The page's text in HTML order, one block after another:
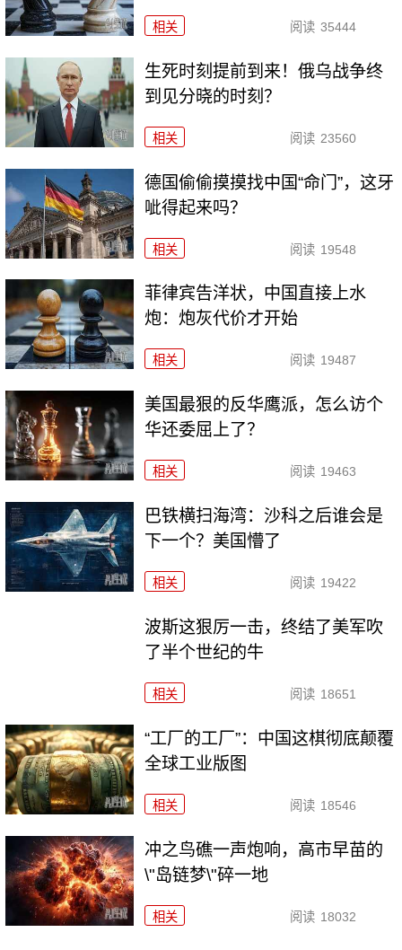
相关 阅读 35444
生死时刻提前到来！俄乌战争终
到见分晓的时刻？
相关 阅读 23560
德国偷偷摸摸找中国“命门”，这牙
呲得起来吗？
相关 阅读 19548
菲律宾告洋状，中国直接上水
炮：炮灰代价才开始
相关 阅读 19487
美国最狠的反华鹰派，怎么访个
华还委屈上了？
相关 阅读 19463
巴铁横扫海湾：沙科之后谁会是
下一个？美国懵了
相关 阅读 19422
波斯这狠厉一击，终结了美军吹
了半个世纪的牛
相关 阅读 18651
“工厂的工厂”：中国这棋彻底颠覆
全球工业版图
相关 阅读 18546
冲之鸟礁一声炮响，高市早苗的
\"岛链梦\"碎一地
相关 阅读 18032